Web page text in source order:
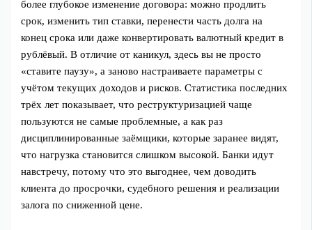
более глубокое изменение договора: можно продлить
срок, изменить тип ставки, перенести часть долга на
конец срока или даже конвертировать валютный кредит в
рублёвый. В отличие от каникул, здесь вы не просто
«ставите паузу», а заново настраиваете параметры с
учётом текущих доходов и рисков. Статистика последних
трёх лет показывает, что реструктуризацией чаще
пользуются не самые проблемные, а как раз
дисциплинированные заёмщики, которые заранее видят,
что нагрузка становится слишком высокой. Банки идут
навстречу, потому что это выгоднее, чем доводить
клиента до просрочки, судебного решения и реализации
залога по сниженной цене.